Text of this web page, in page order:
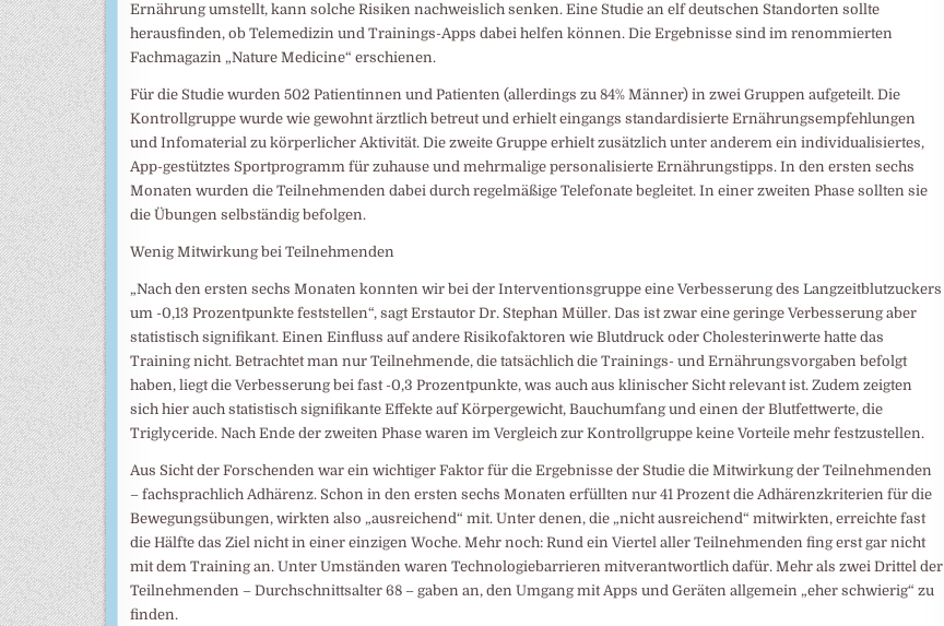
Ernährung umstellt, kann solche Risiken nachweislich senken. Eine Studie an elf deutschen Standorten sollte
herausfinden, ob Telemedizin und Trainings-Apps dabei helfen können. Die Ergebnisse sind im renommierten
Fachmagazin „Nature Medicine“ erschienen.
Für die Studie wurden 502 Patientinnen und Patienten (allerdings zu 84% Männer) in zwei Gruppen aufgeteilt. Die
Kontrollgruppe wurde wie gewohnt ärztlich betreut und erhielt eingangs standardisierte Ernährungsempfehlungen
und Infomaterial zu körperlicher Aktivität. Die zweite Gruppe erhielt zusätzlich unter anderem ein individualisiertes,
App-gestütztes Sportprogramm für zuhause und mehrmalige personalisierte Ernährungstipps. In den ersten sechs
Monaten wurden die Teilnehmenden dabei durch regelmäßige Telefonate begleitet. In einer zweiten Phase sollten sie
die Übungen selbständig befolgen.
Wenig Mitwirkung bei Teilnehmenden
„Nach den ersten sechs Monaten konnten wir bei der Interventionsgruppe eine Verbesserung des Langzeitblutzuckers
um -0,13 Prozentpunkte feststellen“, sagt Erstautor Dr. Stephan Müller. Das ist zwar eine geringe Verbesserung aber
statistisch signifikant. Einen Einfluss auf andere Risikofaktoren wie Blutdruck oder Cholesterinwerte hatte das
Training nicht. Betrachtet man nur Teilnehmende, die tatsächlich die Trainings- und Ernährungsvorgaben befolgt
haben, liegt die Verbesserung bei fast -0,3 Prozentpunkte, was auch aus klinischer Sicht relevant ist. Zudem zeigten
sich hier auch statistisch signifikante Effekte auf Körpergewicht, Bauchumfang und einen der Blutfettwerte, die
Triglyceride. Nach Ende der zweiten Phase waren im Vergleich zur Kontrollgruppe keine Vorteile mehr festzustellen.
Aus Sicht der Forschenden war ein wichtiger Faktor für die Ergebnisse der Studie die Mitwirkung der Teilnehmenden
– fachsprachlich Adhärenz. Schon in den ersten sechs Monaten erfüllten nur 41 Prozent die Adhärenzkriterien für die
Bewegungsübungen, wirkten also „ausreichend“ mit. Unter denen, die „nicht ausreichend“ mitwirkten, erreichte fast
die Hälfte das Ziel nicht in einer einzigen Woche. Mehr noch: Rund ein Viertel aller Teilnehmenden fing erst gar nicht
mit dem Training an. Unter Umständen waren Technologiebarrieren mitverantwortlich dafür. Mehr als zwei Drittel der
Teilnehmenden – Durchschnittsalter 68 – gaben an, den Umgang mit Apps und Geräten allgemein „eher schwierig“ zu
finden.